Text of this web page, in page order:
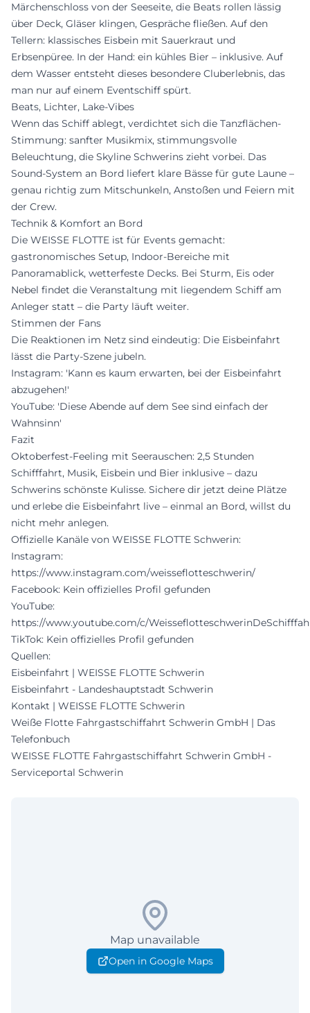
Märchenschloss von der Seeseite, die Beats rollen lässig
über Deck, Gläser klingen, Gespräche fließen. Auf den
Tellern: klassisches Eisbein mit Sauerkraut und
Erbsenpüree. In der Hand: ein kühles Bier – inklusive. Auf
dem Wasser entsteht dieses besondere Cluberlebnis, das
man nur auf einem Eventschiff spürt.
Beats, Lichter, Lake-Vibes
Wenn das Schiff ablegt, verdichtet sich die Tanzflächen-
Stimmung: sanfter Musikmix, stimmungsvolle
Beleuchtung, die Skyline Schwerins zieht vorbei. Das
Sound-System an Bord liefert klare Bässe für gute Laune –
genau richtig zum Mitschunkeln, Anstoßen und Feiern mit
der Crew.
Technik & Komfort an Bord
Die WEISSE FLOTTE ist für Events gemacht:
gastronomisches Setup, Indoor-Bereiche mit
Panoramablick, wetterfeste Decks. Bei Sturm, Eis oder
Nebel findet die Veranstaltung mit liegendem Schiff am
Anleger statt – die Party läuft weiter.
Stimmen der Fans
Die Reaktionen im Netz sind eindeutig: Die Eisbeinfahrt
lässt die Party-Szene jubeln.
Instagram: 'Kann es kaum erwarten, bei der Eisbeinfahrt
abzugehen!'
YouTube: 'Diese Abende auf dem See sind einfach der
Wahnsinn'
Fazit
Oktoberfest-Feeling mit Seerauschen: 2,5 Stunden
Schifffahrt, Musik, Eisbein und Bier inklusive – dazu
Schwerins schönste Kulisse. Sichere dir jetzt deine Plätze
und erlebe die Eisbeinfahrt live – einmal an Bord, willst du
nicht mehr anlegen.
Offizielle Kanäle von WEISSE FLOTTE Schwerin:
Instagram:
https://www.instagram.com/weisseflotteschwerin/
Facebook: Kein offizielles Profil gefunden
YouTube:
https://www.youtube.com/c/
TikTok: Kein offizielles Profil gefunden
Quellen:
Eisbeinfahrt | WEISSE FLOTTE Schwerin
Eisbeinfahrt - Landeshauptstadt Schwerin
Kontakt | WEISSE FLOTTE Schwerin
Weiße Flotte Fahrgastschiffahrt Schwerin GmbH | Das
Telefonbuch
WEISSE FLOTTE Fahrgastschiffahrt Schwerin GmbH -
Serviceportal Schwerin
Map unavailable
Open in Google Maps